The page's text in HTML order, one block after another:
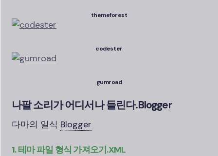
themeforest
codester
gumroad
나팔 소리가 어디서나 들린다.Blogger
다마의 일식 Blogger
1. 테마 파일 형식 가져오기.XML